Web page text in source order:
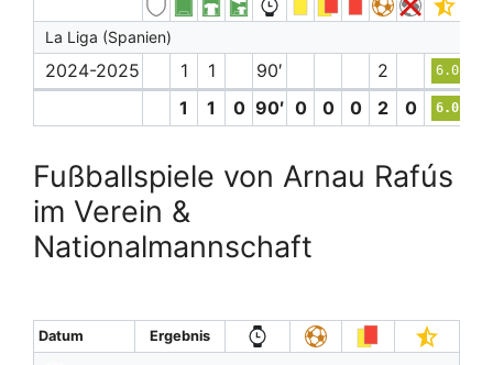
La Liga (Spanien)
2024-2025 1 1 90′ 2 6.0
1 1 0 90′ 0 0 0 2 0 6.0
Fußballspiele von Arnau Rafús
im Verein &
Nationalmannschaft
Datum Ergebnis